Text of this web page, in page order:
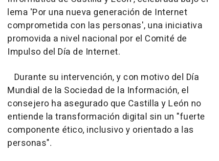
lema 'Por una nueva generación de Internet
comprometida con las personas', una iniciativa
promovida a nivel nacional por el Comité de
Impulso del Día de Internet.
Durante su intervención, y con motivo del Día
Mundial de la Sociedad de la Información, el
consejero ha asegurado que Castilla y León no
entiende la transformación digital sin un "fuerte
componente ético, inclusivo y orientado a las
personas".